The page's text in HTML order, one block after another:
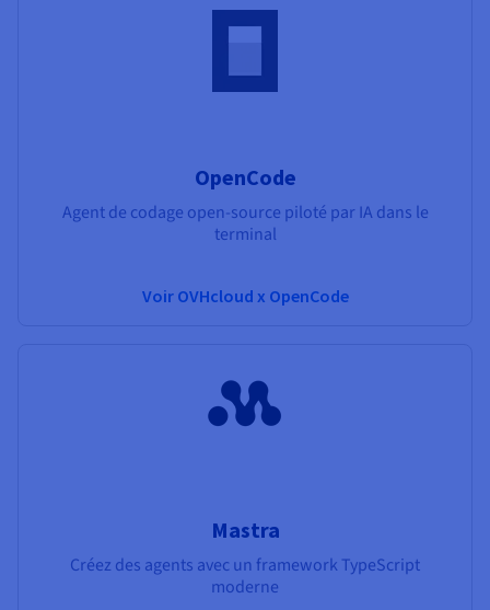
OpenCode
Agent de codage open-source piloté par IA dans le
terminal
Voir OVHcloud x OpenCode
Mastra
Créez des agents avec un framework TypeScript
moderne